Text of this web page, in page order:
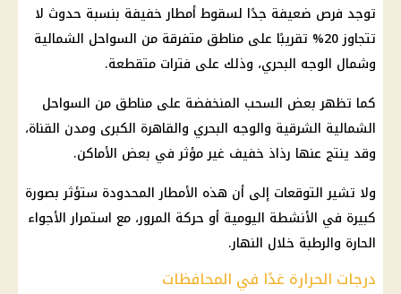
توجد فرص ضعيفة جدًا لسقوط أمطار خفيفة بنسبة حدوث لا
تتجاوز 20% تقريبًا على مناطق متفرقة من السواحل الشمالية
وشمال الوجه البحري، وذلك على فترات متقطعة.
كما تظهر بعض السحب المنخفضة على مناطق من السواحل
الشمالية الشرقية والوجه البحري والقاهرة الكبرى ومدن القناة،
وقد ينتج عنها رذاذ خفيف غير مؤثر في بعض الأماكن.
ولا تشير التوقعات إلى أن هذه الأمطار المحدودة ستؤثر بصورة
كبيرة في الأنشطة اليومية أو حركة المرور، مع استمرار الأجواء
الحارة والرطبة خلال النهار.
درجات الحرارة غدًا في المحافظات